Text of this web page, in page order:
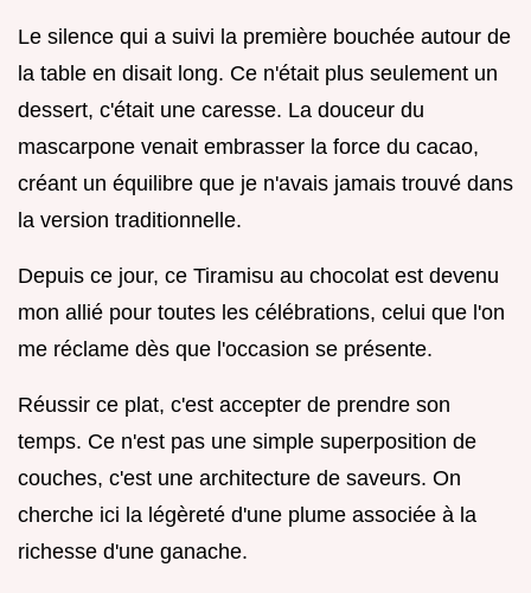
Le silence qui a suivi la première bouchée autour de
la table en disait long. Ce n'était plus seulement un
dessert, c'était une caresse. La douceur du
mascarpone venait embrasser la force du cacao,
créant un équilibre que je n'avais jamais trouvé dans
la version traditionnelle.
Depuis ce jour, ce Tiramisu au chocolat est devenu
mon allié pour toutes les célébrations, celui que l'on
me réclame dès que l'occasion se présente.
Réussir ce plat, c'est accepter de prendre son
temps. Ce n'est pas une simple superposition de
couches, c'est une architecture de saveurs. On
cherche ici la légèreté d'une plume associée à la
richesse d'une ganache.